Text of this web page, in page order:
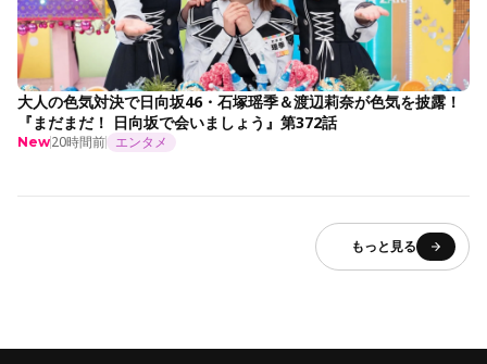
大人の色気対決で日向坂46・石塚瑶季＆渡辺莉奈が色気を披露！
『まだまだ！ 日向坂で会いましょう』第372話
New20時間前 エンタメ
もっと見る